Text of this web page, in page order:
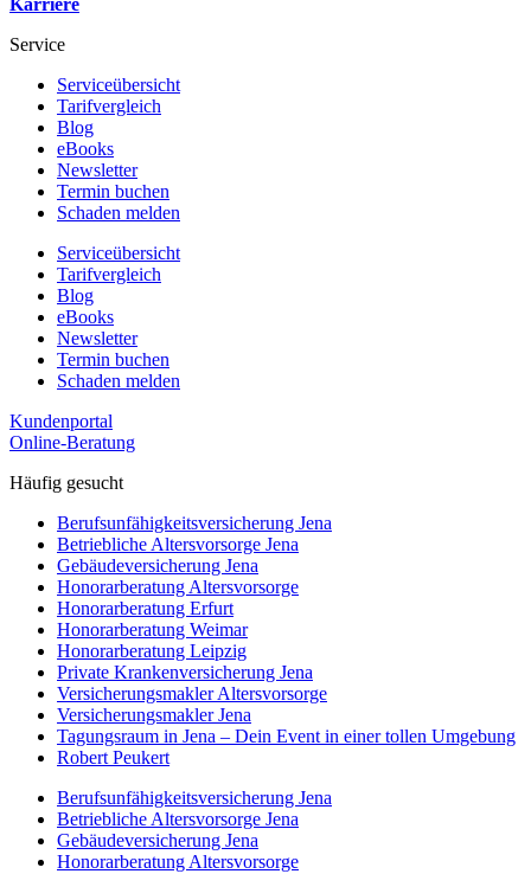
Karriere
Service
Serviceübersicht
Tarifvergleich
Blog
eBooks
Newsletter
Termin buchen
Schaden melden
Serviceübersicht
Tarifvergleich
Blog
eBooks
Newsletter
Termin buchen
Schaden melden
Kundenportal
Online-Beratung
Häufig gesucht
Berufs­unfähigkeits­­versicherung Jena
Betriebliche Altersvorsorge Jena
Gebäudeversicherung Jena
Honorar­beratung Altersvorsorge
Honorar­beratung Erfurt
Honorar­beratung Weimar
Honorarberatung Leipzig
Private Kranken­­versicherung Jena
Versicherungsmakler Altersvorsorge
Versicherungs­makler Jena
Tagungsraum in Jena – Dein Event in einer tollen Umgebung
Robert Peukert
Berufs­unfähigkeits­­versicherung Jena
Betriebliche Altersvorsorge Jena
Gebäudeversicherung Jena
Honorar­beratung Altersvorsorge